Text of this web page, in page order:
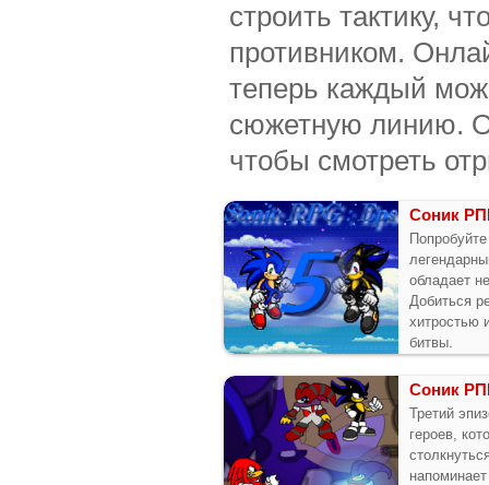
строить тактику,
противником.
теперь каждый
сюжетную линию.
чтобы смотреть
Соник
обладает
Добиться
хитростью
битвы.
Соник
Третий
героев,